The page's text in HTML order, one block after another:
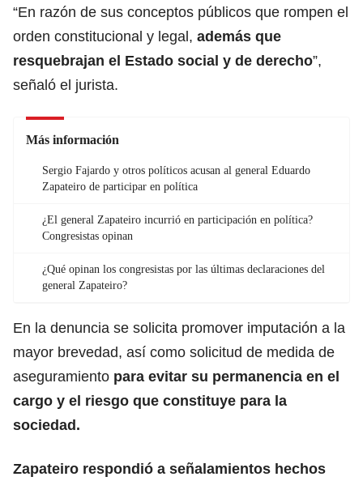
“En razón de sus conceptos públicos que rompen el
orden constitucional y legal, además que
resquebrajan el Estado social y de derecho”,
señaló el jurista.
Más información
Sergio Fajardo y otros políticos acusan al general Eduardo
Zapateiro de participar en política
¿El general Zapateiro incurrió en participación en política?
Congresistas opinan
¿Qué opinan los congresistas por las últimas declaraciones del
general Zapateiro?
En la denuncia se solicita promover imputación a la
mayor brevedad, así como solicitud de medida de
aseguramiento para evitar su permanencia en el
cargo y el riesgo que constituye para la
sociedad.
Zapateiro respondió a señalamientos hechos